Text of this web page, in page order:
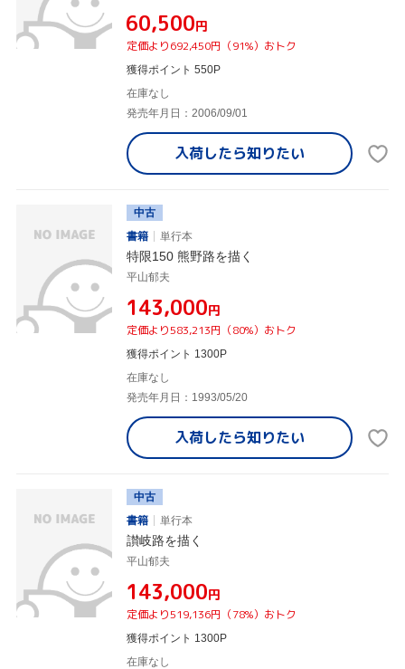
¥60,500円
定価より692,450円（91%）おトク
獲得ポイント 550P
在庫なし
発売年月日：2006/09/01
入荷したら知りたい
中古
書籍
単行本
特限150 熊野路を描く
平山郁夫
¥143,000円
定価より583,213円（80%）おトク
獲得ポイント 1300P
在庫なし
発売年月日：1993/05/20
入荷したら知りたい
中古
書籍
単行本
讃岐路を描く
平山郁夫
¥143,000円
定価より519,136円（78%）おトク
獲得ポイント 1300P
在庫なし